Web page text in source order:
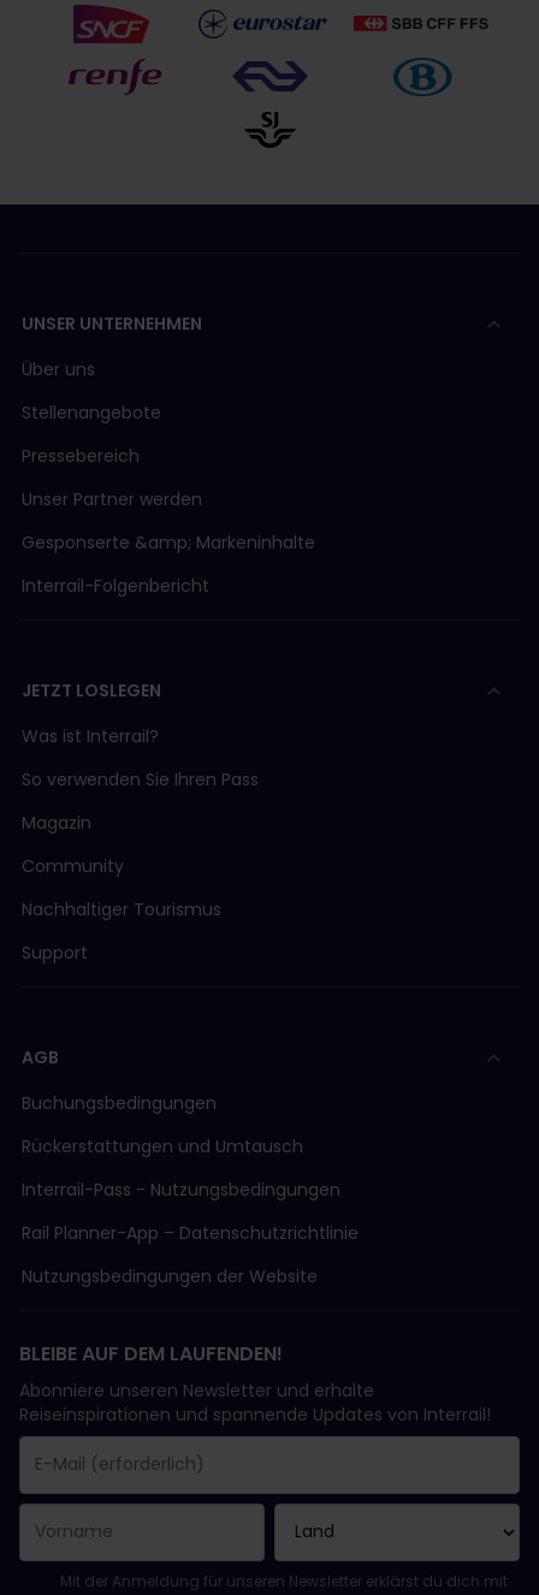
UNSER UNTERNEHMEN
Über uns
Stellenangebote
Pressebereich
Unser Partner werden
Gesponserte &amp; Markeninhalte
Interrail-Folgenbericht
JETZT LOSLEGEN
Was ist Interrail?
So verwenden Sie Ihren Pass
Magazin
Community
Nachhaltiger Tourismus
Support
AGB
Buchungsbedingungen
Rückerstattungen und Umtausch
Interrail-Pass - Nutzungsbedingungen
Rail Planner-App – Datenschutzrichtlinie
Nutzungsbedingungen der Website
BLEIBE AUF DEM LAUFENDEN!
Abonniere unseren Newsletter und erhalte
Reiseinspirationen und spannende Updates von Interrail!
Das Feld „E-Mail-Adresse“ ist ein Pflichtfeld!
Diese E-Mail-Adresse ist ungültig!
Beim Abonnieren des Newsletters ist ein Fehler aufgetreten.
Du hast diesen Newsletter bereits abonniert!
Bitte stimme den Allgemeinen Geschäftsbedingungen zu, um
Mit der Anmeldung für unseren Newsletter erklärst du dich mit